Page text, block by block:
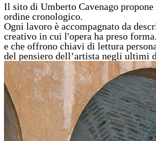
Il sito di Umberto Cavenago
ordine cronologico.
Ogni lavoro è accompagnato da
creativo in cui l'opera ha preso
e che offrono chiavi di lettura
del pensiero dell’artista negli ultimi